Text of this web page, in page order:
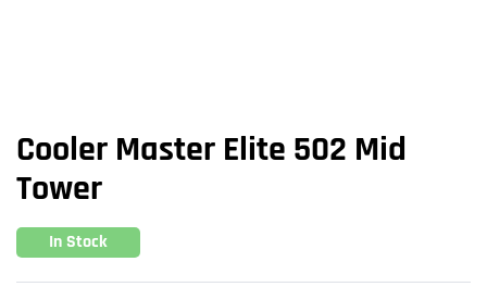
Cooler Master Elite 502 Mid
Tower
In Stock